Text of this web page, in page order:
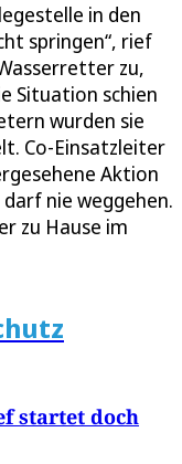
in den
springen“, rief
zu,
Situation schien
wurden sie
Co-Einsatzleiter
Aktion
nie weggehen.
zu Hause im
startet doch